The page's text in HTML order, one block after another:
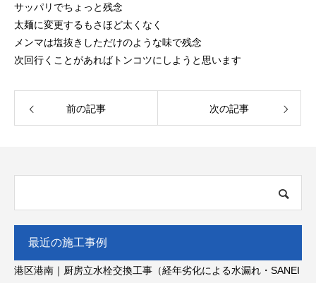
サッパリでちょっと残念
太麺に変更するもさほど太くなく
メンマは塩抜きしただけのような味で残念
次回行くことがあればトンコツにしようと思います
前の記事 次の記事
最近の施工事例
港区港南｜厨房立水栓交換工事（経年劣化による水漏れ・SANEI